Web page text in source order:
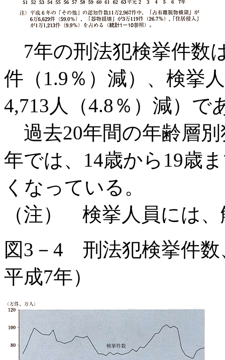
7年の刑法犯検挙件数
件（1.9％）減）、検挙
4,713人（4.8％）減）で
過去20年間の年齢層
年では、14歳から19歳
くなっている。
（注） 検挙人員には
図3－4 刑法犯検挙件数
平成7年）